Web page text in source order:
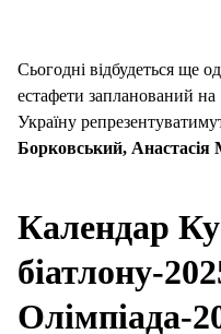
Сьогодні відбудеться ще
естафети запланований
Україну
Борковський,
Календар
біатлону-
Олімпіада-